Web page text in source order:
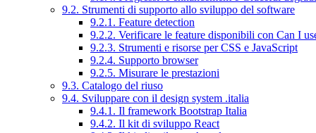
9.2. Strumenti di supporto allo sviluppo del software
9.2.1. Feature detection
9.2.2. Verificare le feature disponibili con Can I
9.2.3. Strumenti e risorse per CSS e JavaScript
9.2.4. Supporto browser
9.2.5. Misurare le prestazioni
9.3. Catalogo del riuso
9.4. Sviluppare con il design system .italia
9.4.1. Il framework Bootstrap Italia
9.4.2. Il kit di sviluppo React